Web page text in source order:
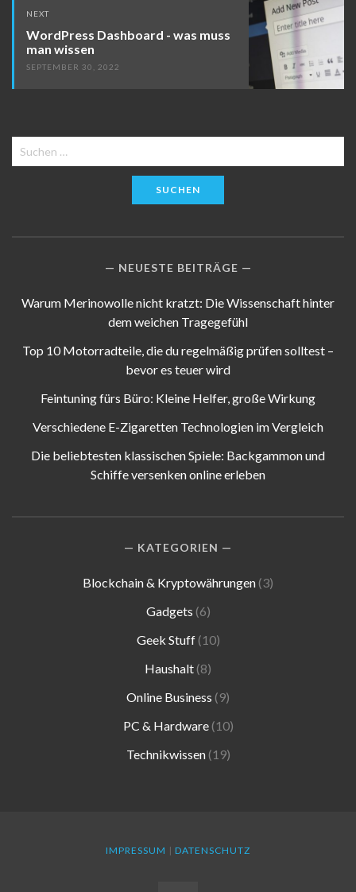
NEXT
WordPress Dashboard - was muss
man wissen
SEPTEMBER 30, 2022
Suchen
nach:
NEUESTE BEITRÄGE
Warum Merinowolle nicht kratzt: Die Wissenschaft hinter
dem weichen Tragegefühl
Top 10 Motorradteile, die du regelmäßig prüfen solltest –
bevor es teuer wird
Feintuning fürs Büro: Kleine Helfer, große Wirkung
Verschiedene E-Zigaretten Technologien im Vergleich
Die beliebtesten klassischen Spiele: Backgammon und
Schiffe versenken online erleben
KATEGORIEN
Blockchain & Kryptowährungen (3)
Gadgets (6)
Geek Stuff(10)
Haushalt (8)
Online Business (9)
PC & Hardware(10)
Technikwissen(19)
IMPRESSUM | DATENSCHUTZ